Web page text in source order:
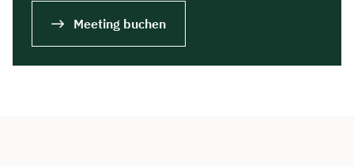
Meeting buchen